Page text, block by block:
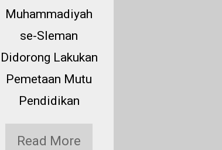
Muhammadiyah
se-Sleman
Didorong Lakukan
Pemetaan Mutu
Pendidikan
Read More